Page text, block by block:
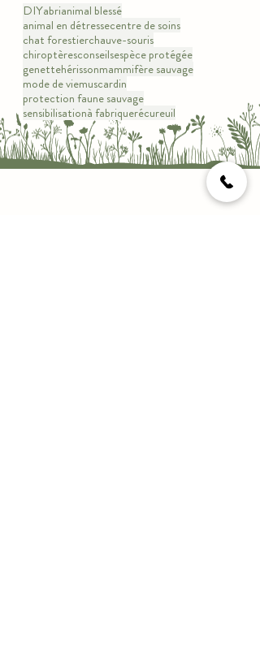
DIYabrianimal blessé
animal en détressecentre de soins
chat forestierchauve-souris
chiroptèresconseilsespèce protégée
genettehérissonmammifère sauvage
mode de viemuscardin
protection faune sauvage
sensibilisationà fabriquerécureuil